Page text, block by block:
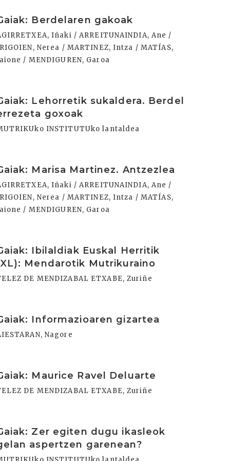
Berdelaren gakoak
Iñaki / ARREITUNAINDIA, Ane /
Nerea / MARTINEZ, Intza / MATÍAS,
/ MENDIGUREN, Garoa
Lehorretik sukaldera. Berdel
goxoak
INSTITUTUko lantaldea
Marisa Martinez. Antzezlea
Iñaki / ARREITUNAINDIA, Ane /
Nerea / MARTINEZ, Intza / MATÍAS,
/ MENDIGUREN, Garoa
Ibilaldiak Euskal Herritik
Mendarotik Mutrikuraino
DE MENDIZABAL ETXABE, Zuriñe
Informazioaren gizartea
Nagore
Maurice Ravel Deluarte
DE MENDIZABAL ETXABE, Zuriñe
Zer egiten dugu ikasleok
aspertzen garenean?